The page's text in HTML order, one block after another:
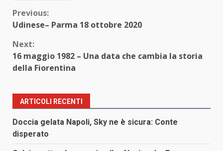
Continue
Previous:
Udinese– Parma 18 ottobre 2020
Next:
16 maggio 1982 – Una data che cambia la storia
della Fiorentina
ARTICOLI RECENTI
Doccia gelata Napoli, Sky ne è sicura: Conte
disperato